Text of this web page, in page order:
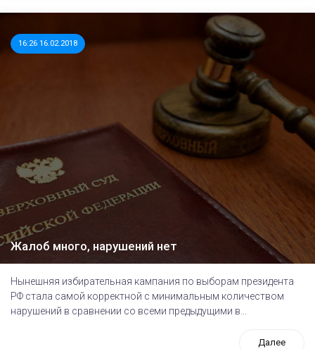
16:26 16.02.2018
Жалоб много, нарушений нет
Нынешняя избирательная кампания по выборам президента
РФ стала самой корректной с минимальным количеством
нарушений в сравнении со всеми предыдущими в...
Далее